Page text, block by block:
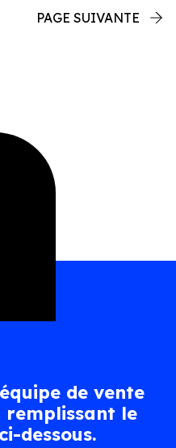
PAGE SUIVANTE
de vente
remplissant le
dessous.